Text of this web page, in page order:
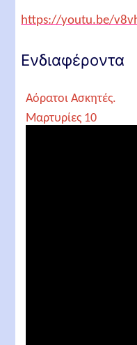
https://youtu.be/
Ενδιαφέροντα
Αόρατοι Ασκητές.
Μαρτυρίες 10